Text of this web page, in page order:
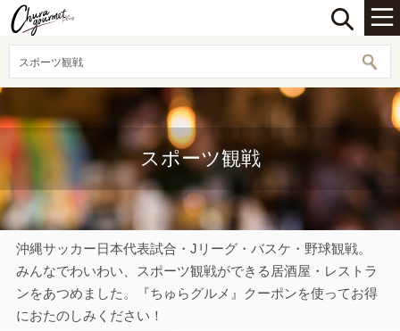
スポーツ観戦
スポーツ観戦
沖縄サッカー日本代表試合・Jリーグ・バスケ・野球観戦。
みんなでわいわい、スポーツ観戦ができる居酒屋・レストラ
ンをあつめました。『ちゅらグルメ』クーポンを使ってお得
におたのしみください！